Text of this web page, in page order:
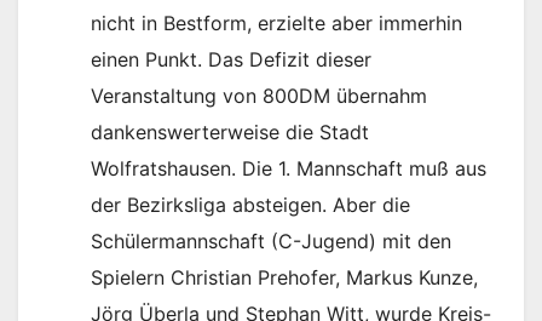
nicht in Bestform, erzielte aber immerhin
einen Punkt. Das Defizit dieser
Veranstaltung von 800DM übernahm
dankenswerterweise die Stadt
Wolfratshausen. Die 1. Mannschaft muß aus
der Bezirksliga absteigen. Aber die
Schülermannschaft (C-Jugend) mit den
Spielern Christian Prehofer, Markus Kunze,
Jörg Überla und Stephan Witt, wurde Kreis-